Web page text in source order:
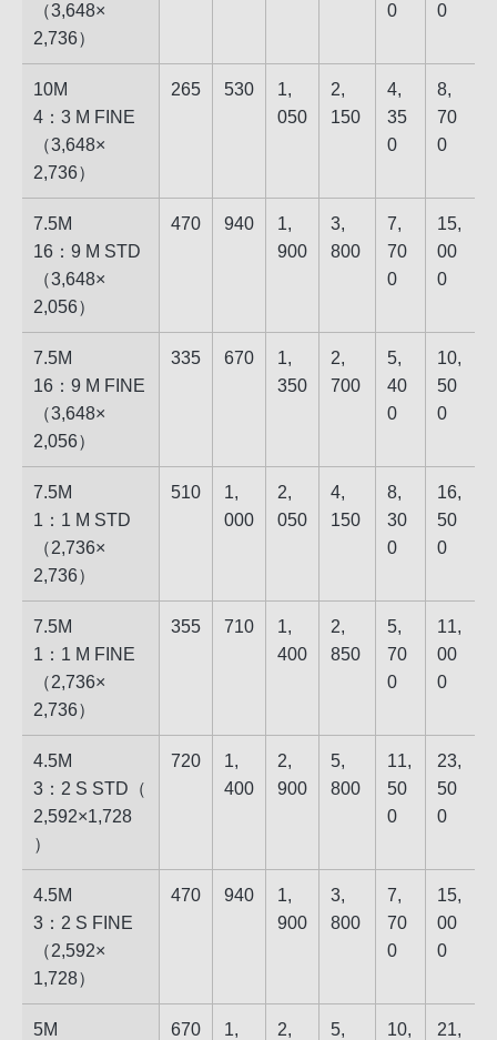
（​3,648​×​
2,736​）
0
0
10M
4：3 M FINE​
（​3,648​×​
2,736​）
265 530
1,​
05​0
2,​
15​0
4,​
35​
0
8,​
70​
0
7.5M
16：9 M STD​
（​3,648​×​
2,056​）
470 940
1,​
90​0
3,​
80​0
7,​
70​
0
15,​
00​
0
7.5M
16：9 M FINE​
（​3,648​×​
2,056​）
335 670
1,​
35​0
2,​
70​0
5,​
40​
0
10,​
50​
0
7.5M
1：1 M STD​
（​2,736​×​
2,736​）
510
1,​
00​0
2,​
05​0
4,​
15​0
8,​
30​
0
16,​
50​
0
7.5M
1：1 M FINE​
（2,736​×​
2,736）
355 710
1,​
40​0
2,​
85​0
5,​
70​
0
11,​
00​
0
4.5M
3：2 S STD​（​
2,592​×​1,728​
）
720
1,​
40​0
2,​
90​0
5,​
80​0
11,​
50​
0
23,​
50​
0
4.5M
3：2 S FINE​
（​2,592​×​
1,728​）
470 940
1,​
90​0
3,​
80​0
7,​
70​
0
15,​
00​
0
5M
670
1,​
2,​
5,​
10,​
21,​